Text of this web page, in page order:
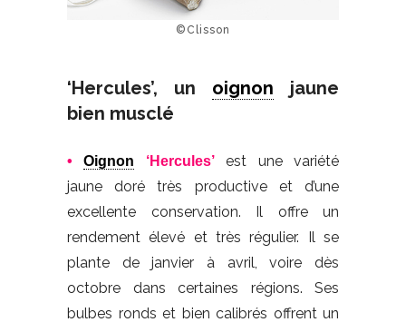
©Clisson
‘Hercules’, un oignon jaune
bien musclé
•Oignon ‘Hercules’est une variété
jaune doré très productive et d’une
excellente conservation. Il offre un
rendement élevé et très régulier. Il se
plante de janvier à avril, voire dès
octobre dans certaines régions. Ses
bulbes ronds et bien calibrés offrent un